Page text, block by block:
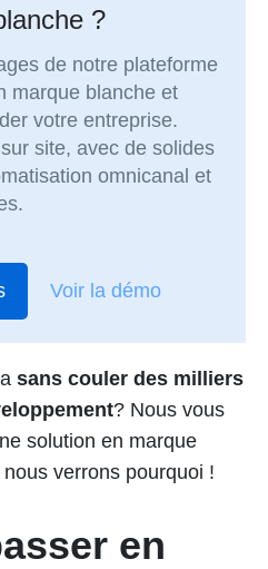
?
de notre plateforme
marque blanche et
votre entreprise.
site, avec de solides
omnicanal et
Voir la démo
sans couler des milliers
? Nous vous
solution en marque
verrons pourquoi !
en